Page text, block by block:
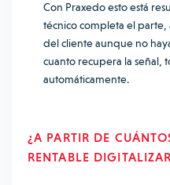
Con Praxedo esto está
técnico completa el
del cliente aunque no
cuanto recupera la señal,
automáticamente.
¿A PARTIR DE
RENTABLE